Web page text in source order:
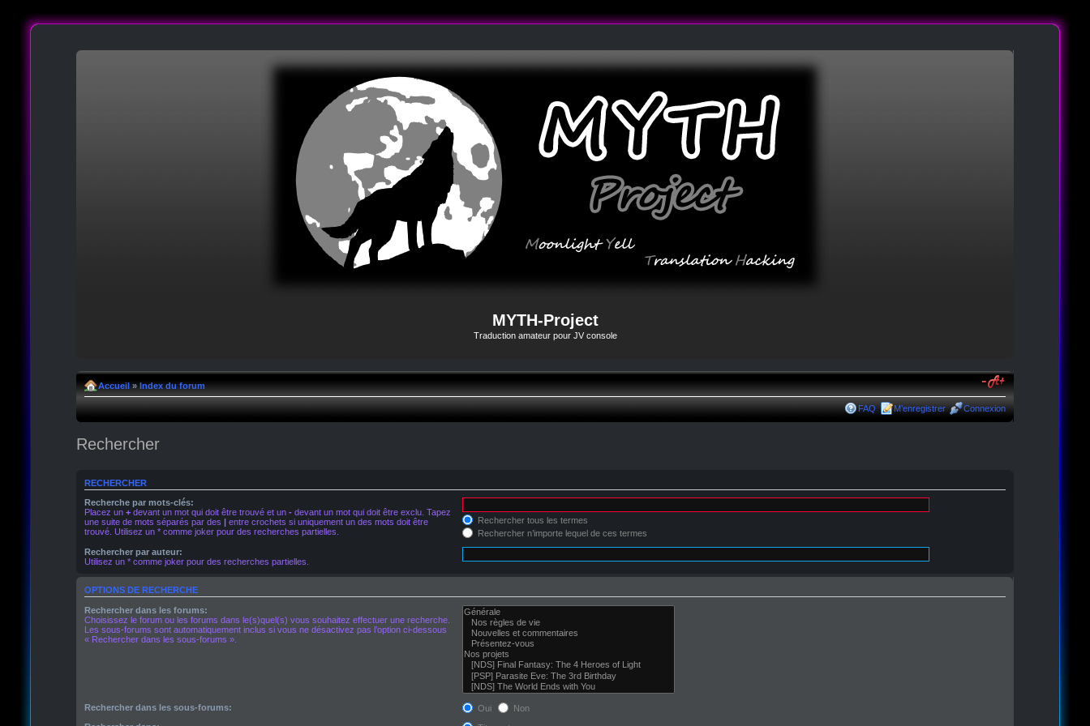
MYTH-Project
Traduction amateur pour JV console
Accueil» Index du forum
FAQ M’enregistrer Connexion
Rechercher
RECHERCHER
Recherche par mots-clés:
Placez un +devant un mot qui doit être trouvé et un -devant un mot qui doit être exclu. Tapez
une suite de mots séparés par des |entre crochets si uniquement un des mots doit être
trouvé. Utilisez un * comme joker pour des recherches partielles.
Rechercher tous les termes
Rechercher n’importe lequel de ces termes
Rechercher par auteur:
Utilisez un * comme joker pour des recherches partielles.
OPTIONS DE RECHERCHE
Rechercher dans les forums:
Choisissez le forum ou les forums dans le(s)quel(s) vous souhaitez effectuer une recherche.
Les sous-forums sont automatiquement inclus si vous ne désactivez pas l’option ci-dessous
« Rechercher dans les sous-forums ».
Rechercher dans les sous-forums: Oui
Non